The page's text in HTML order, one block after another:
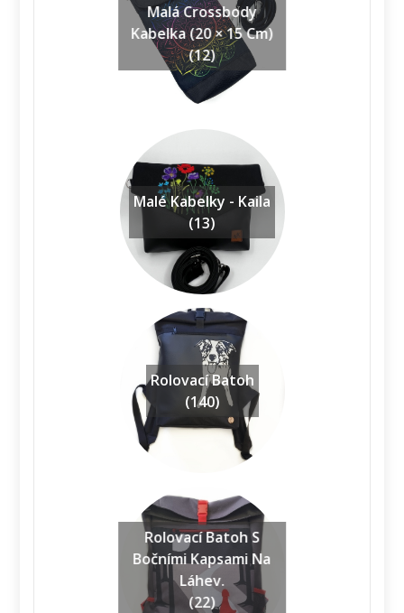
Malá Crossbody
Kabelka (20 × 15 Cm)
(12)
Malé Kabelky - Kaila
(13)
Rolovací Batoh
(140)
Rolovací Batoh S
Bočními Kapsami Na
Láhev.
(22)